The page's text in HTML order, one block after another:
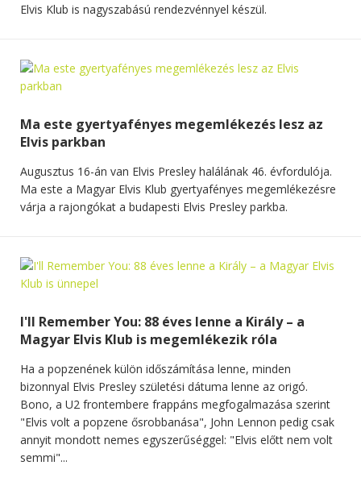
Elvis Klub is nagyszabású rendezvénnyel készül.
Ma este gyertyafényes megemlékezés lesz az
Elvis parkban
Augusztus 16-án van Elvis Presley halálának 46. évfordulója.
Ma este a Magyar Elvis Klub gyertyafényes megemlékezésre
várja a rajongókat a budapesti Elvis Presley parkba.
I'll Remember You: 88 éves lenne a Király – a
Magyar Elvis Klub is megemlékezik róla
Ha a popzenének külön időszámítása lenne, minden
bizonnyal Elvis Presley születési dátuma lenne az origó.
Bono, a U2 frontembere frappáns megfogalmazása szerint
"Elvis volt a popzene ősrobbanása", John Lennon pedig csak
annyit mondott nemes egyszerűséggel: "Elvis előtt nem volt
semmi"...